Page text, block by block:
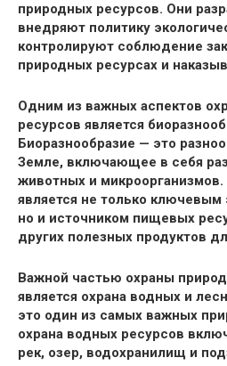
природных ресурсов. Они
внедряют политику
контролируют соблюдение
природных ресурсах и
Одним из важных аспектов
ресурсов является
Биоразнообразие — это
Земле, включающее в себя
животных и микроорганизмов.
является не только
но и источником пищевых
других полезных продуктов
Важной частью охраны
является охрана водных и
это один из самых важных
охрана водных ресурсов
рек, озер, водохранилищ и